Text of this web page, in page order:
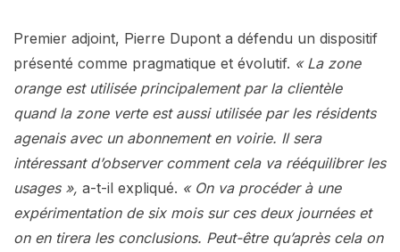
Premier adjoint, Pierre Dupont a défendu un dispositif
présenté comme pragmatique et évolutif. « La zone
orange est utilisée principalement par la clientèle
quand la zone verte est aussi utilisée par les résidents
agenais avec un abonnement en voirie. Il sera
intéressant d’observer comment cela va rééquilibrer les
usages », a-t-il expliqué. « On va procéder à une
expérimentation de six mois sur ces deux journées et
on en tirera les conclusions. Peut-être qu’après cela on